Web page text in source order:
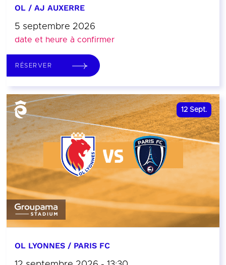
OL / AJ AUXERRE
5 septembre 2026
date et heure à confirmer
RÉSERVER
12 Sept.
OL LYONNES / PARIS FC